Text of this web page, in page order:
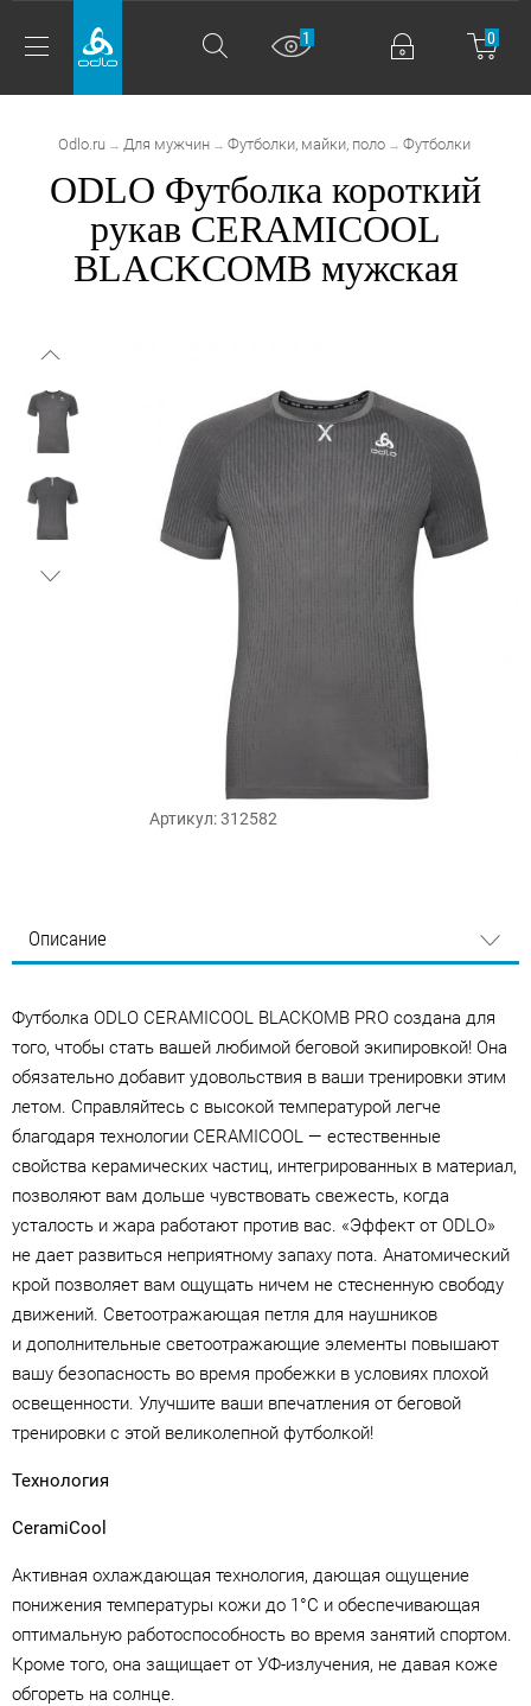
0
1
Odlo.ru → Для мужчин → Футболки, майки, поло → Футболки
ODLO Футболка короткий
рукав CERAMICOOL
BLACKCOMB мужская
Артикул: 312582
Описание
Футболка ODLO CERAMICOOL BLACKOMB PRO создана для
того, чтобы стать вашей любимой беговой экипировкой! Она
обязательно добавит удовольствия в ваши тренировки этим
летом. Справляйтесь с высокой температурой легче
благодаря технологии CERAMICOOL — естественные
свойства керамических частиц, интегрированных в материал,
позволяют вам дольше чувствовать свежесть, когда
усталость и жара работают против вас. «Эффект от ODLO»
не дает развиться неприятному запаху пота. Анатомический
крой позволяет вам ощущать ничем не стесненную свободу
движений. Светоотражающая петля для наушников
и дополнительные светоотражающие элементы повышают
вашу безопасность во время пробежки в условиях плохой
освещенности. Улучшите ваши впечатления от беговой
тренировки с этой великолепной футболкой!
Технология
CeramiСool
Активная охлаждающая технология, дающая ощущение
понижения температуры кожи до 1°C и обеспечивающая
оптимальную работоспособность во время занятий спортом.
Кроме того, она защищает от УФ-излучения, не давая коже
обгореть на солнце.